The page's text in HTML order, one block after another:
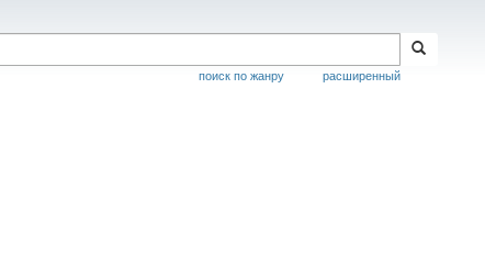
расширенный
поиск по жанру